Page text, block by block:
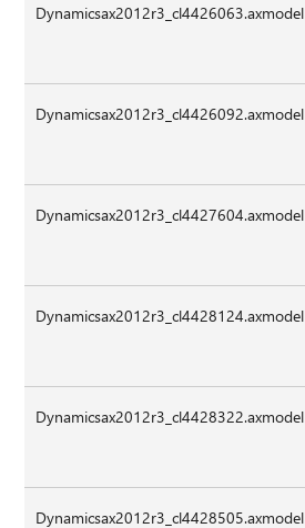
Dynamicsax2012r3_cl4426063.axmodel
Dynamicsax2012r3_cl4426092.axmodel
Dynamicsax2012r3_cl4427604.axmodel
Dynamicsax2012r3_cl4428124.axmodel
Dynamicsax2012r3_cl4428322.axmodel
Dynamicsax2012r3_cl4428505.axmodel